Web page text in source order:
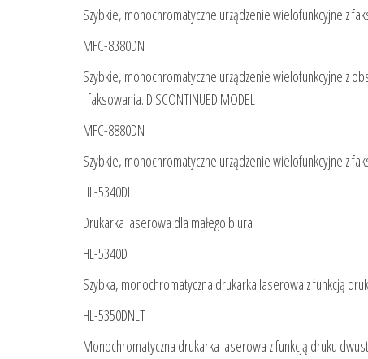
Szybkie, monochromatyczne urządzenie wielofunkcyjne z
MFC-8380DN
Szybkie, monochromatyczne urządzenie wielofunkcyjne z
i faksowania. DISCONTINUED MODEL
MFC-8880DN
Szybkie, monochromatyczne urządzenie wielofunkcyjne z
HL-5340DL
Drukarka laserowa dla małego biura
HL-5340D
Szybka, monochromatyczna drukarka laserowa z funkcją
HL-5350DNLT
Monochromatyczna drukarka laserowa z funkcją druku